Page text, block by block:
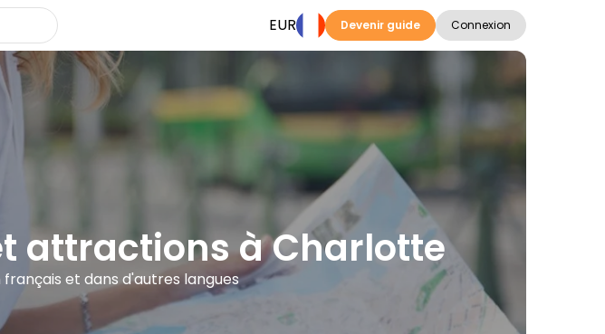
EUR Devenir guide Connexion
attractions à Charlotte
et dans d'autres langues